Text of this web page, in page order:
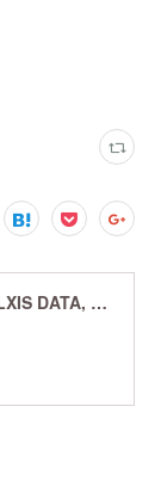
アルシスデータ株式会社 | ALXIS DATA, Inc. | 世界最先端の画像鮮鋭化技術研究開発企業